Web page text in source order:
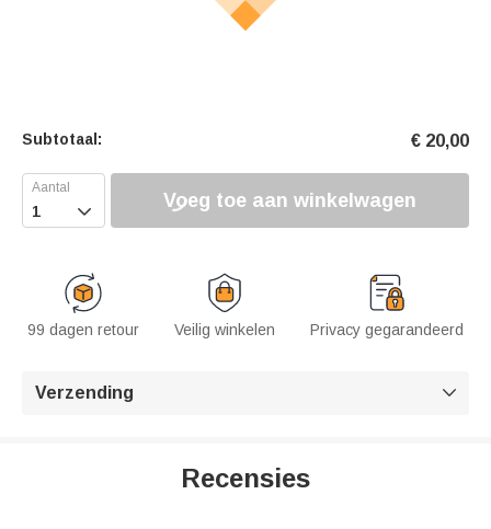
Subtotaal: € 20,00
 Voeg toe aan winkelwagen
99 dagen retour Veilig winkelen Privacy gegarandeerd
Verzending 
Recensies